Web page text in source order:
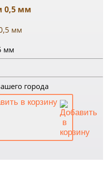
0,5 мм
мм
города
в корзину